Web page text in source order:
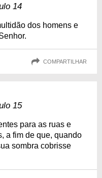
14
dos homens e
COMPARTILHAR
15
para as ruas e
a fim de que, quando
sombra cobrisse